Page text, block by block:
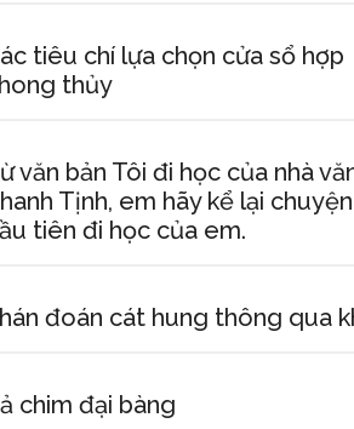
tiêu chí lựa chọn cửa sổ hợp
thủy
văn bản Tôi đi học của nhà
Tịnh, em hãy kể lại
tiên đi học của em.
đoán cát hung thông qua
chim đại bàng